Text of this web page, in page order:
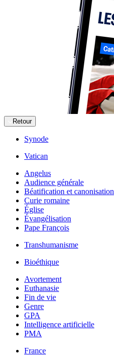
Retour
Synode
Vatican
Angelus
Audience générale
Béatification et canonisation
Curie romaine
Église
Évangélisation
Pape François
Transhumanisme
Bioéthique
Avortement
Euthanasie
Fin de vie
Genre
GPA
Intelligence artificielle
PMA
France